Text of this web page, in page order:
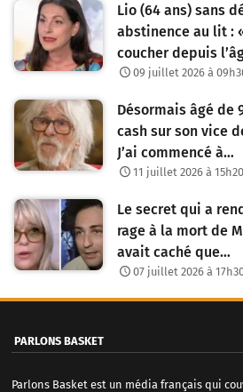
Lio (64 ans) sans
abstinence au lit :
coucher depuis
09 juillet 2026 à
Désormais âgé de
cash sur son vice
J’ai commencé à…
11 juillet 2026 à 15h20
Le secret qui a
rage à la mort de
avait caché que…
07 juillet 2026 à
PARLONS BASKET
Parlons Basket est un média français qui